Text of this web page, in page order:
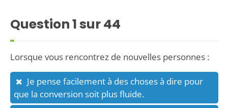
Question1sur 44
Lorsque vous rencontrez de nouvelles personnes :
Je pense facilement à des choses à dire pour
que la conversion soit plus fluide.